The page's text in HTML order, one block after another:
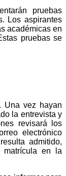
pruebas
Los aspirantes
académicas en
pruebas se
Una vez hayan
la entrevista y
revisará los
electrónico
admitido,
matrícula en la